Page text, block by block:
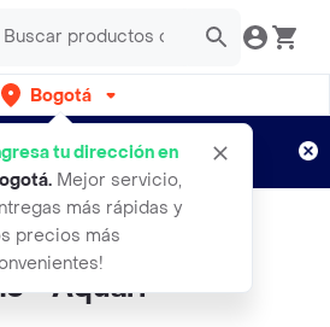
Bogotá
tu dirección en
. Mejor servicio,
más rápidas y
precios más
por semanas
Aplican TyC
Sobre el
- Aquari